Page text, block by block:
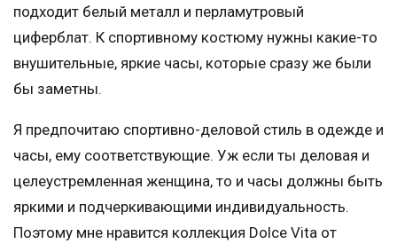
подходит белый металл и перламутровый
циферблат. К спортивному костюму нужны какие-то
внушительные, яркие часы, которые сразу же были
бы заметны.
Я предпочитаю спортивно-деловой стиль в одежде и
часы, ему соответствующие. Уж если ты деловая и
целеустремленная женщина, то и часы должны быть
яркими и подчеркивающими индивидуальность.
Поэтому мне нравится коллекция Dolce Vita от